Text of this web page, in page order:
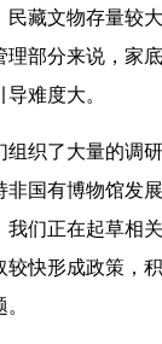
藏文物存量较
理部分来说，家
难度大。
织了大量的调研
非国有博物馆发
我们正在起草相
快形成政策，